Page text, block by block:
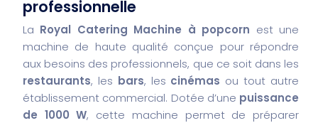
professionnelle
La Royal Catering Machine à popcorn est une
machine de haute qualité conçue pour répondre
aux besoins des professionnels, que ce soit dans les
restaurants, les bars, les cinémas ou tout autre
établissement commercial. Dotée d’une puissance
de 1000 W, cette machine permet de préparer